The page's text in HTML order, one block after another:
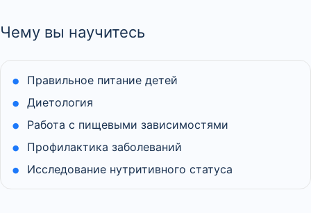
Чему вы научитесь
Правильное питание детей
Диетология
Работа с пищевыми зависимостями
Профилактика заболеваний
Исследование нутритивного статуса